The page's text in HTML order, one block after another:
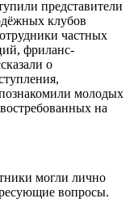
представители
клубов
частных
фриланс-
о
молодых
на
могли лично
вопросы.